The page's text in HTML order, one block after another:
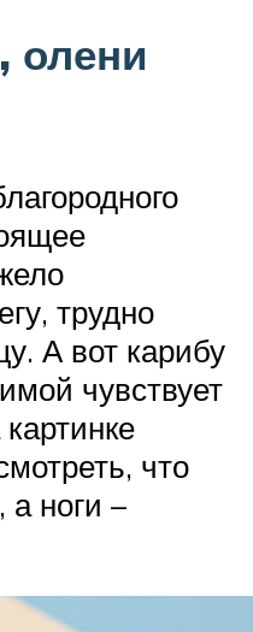
олени
трудно
А вот карибу
чувствует
что
а ноги –